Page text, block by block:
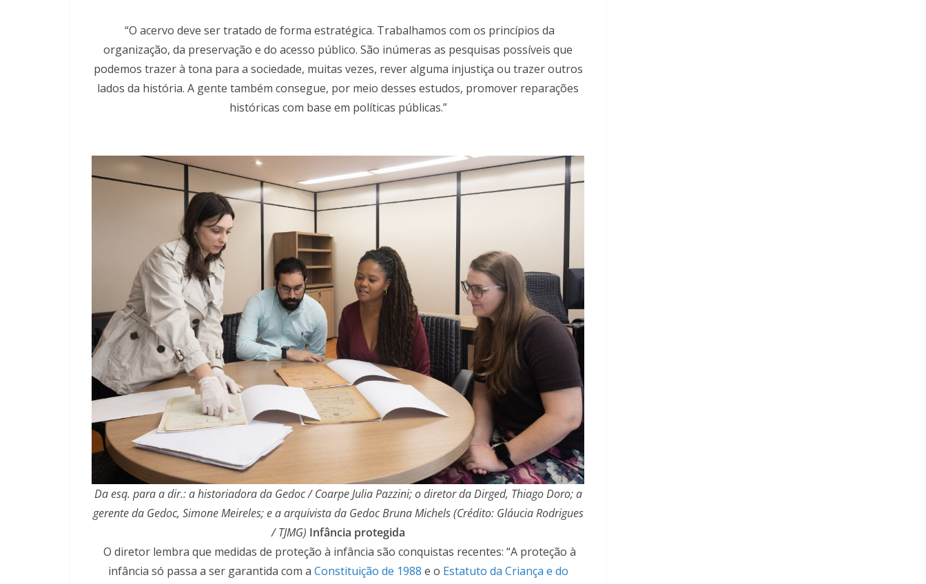
“O acervo deve ser tratado de forma estratégica. Trabalhamos com os princípios da
organização, da preservação e do acesso público. São inúmeras as pesquisas possíveis que
podemos trazer à tona para a sociedade, muitas vezes, rever alguma injustiça ou trazer outros
lados da história. A gente também consegue, por meio desses estudos, promover reparações
históricas com base em políticas públicas.”
Da esq. para a dir.: a historiadora da Gedoc / Coarpe Julia Pazzini; o diretor da Dirged, Thiago Doro; a
gerente da Gedoc, Simone Meireles; e a arquivista da Gedoc Bruna Michels (Crédito: Gláucia Rodrigues
/ TJMG) Infância protegida
O diretor lembra que medidas de proteção à infância são conquistas recentes: “A proteção à
infância só passa a ser garantida com a Constituição de 1988 e o Estatuto da Criança e do